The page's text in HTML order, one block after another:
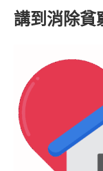
講到消除貧